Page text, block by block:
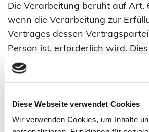
Diese Webseite verwendet Cookies
Wir verwenden Cookies, um Inhalte
Die Verarbeitung beruht auf Art.
wenn die Verarbeitung zur
Vertrages dessen
Person ist, erforderlich wird.
vorvertraglichen Maßnahmen,
der betroffenen Person erfolgen.
Die Verarbeitung beruht auf Art.
wenn die Verarbeitung zur